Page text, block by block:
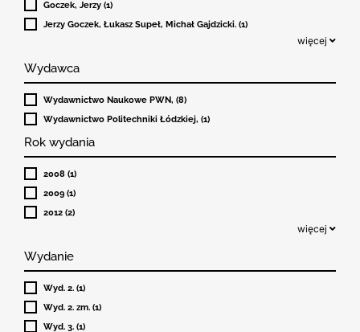
Goczek, Jerzy (1)
Jerzy Goczek, Łukasz Supeł, Michał Gajdzicki. (1)
więcej
Wydawca
Wydawnictwo Naukowe PWN, (8)
Wydawnictwo Politechniki Łódzkiej, (1)
Rok wydania
2008 (1)
2009 (1)
2012 (2)
więcej
Wydanie
Wyd. 2. (1)
Wyd. 2. zm. (1)
Wyd. 3. (1)